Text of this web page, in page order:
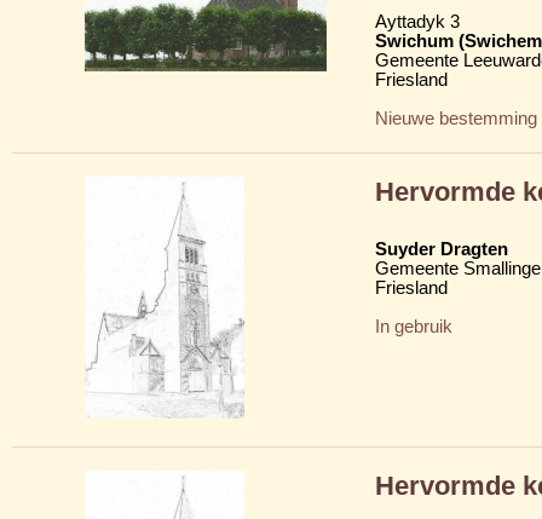
Ayttadyk 3
Swichum
Gemeente
Friesland
Nieuwe bestemming
Hervormde
Suyder Dragten
Gemeente
Friesland
In gebruik
Hervormde